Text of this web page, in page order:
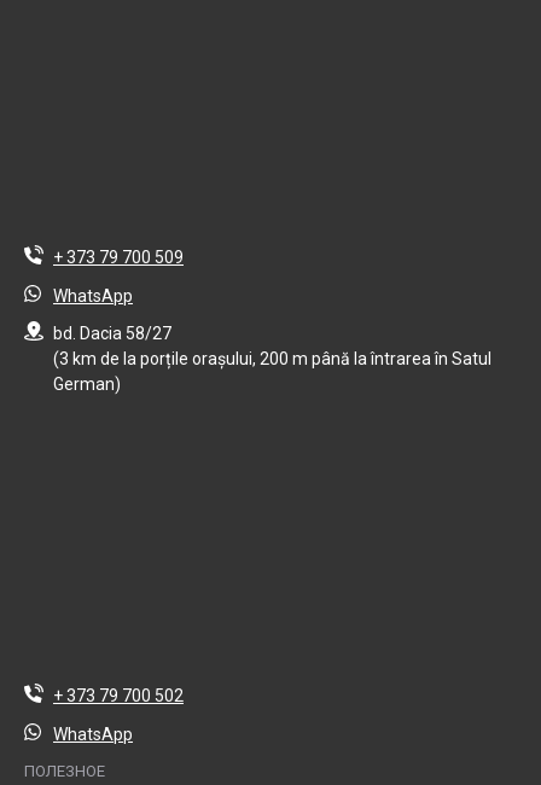
+ 373 79 700 509
WhatsApp
bd. Dacia 58/27
(3 km de la porțile orașului, 200 m până la întrarea în Satul
German)
+ 373 79 700 502
WhatsApp
ПОЛЕЗНОЕ